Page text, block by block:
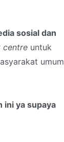
sosial dan
centre untuk
umum
ini ya supaya